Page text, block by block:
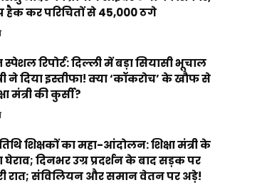
हैक कर परिचितों से ₹45,000 ठगे
रिपोर्ट: दिल्ली में बड़ा सियासी भूचाल
ने दिया इस्तीफा! क्या ‘कॉकरोच’ के खौफ से
मंत्री की कुर्सी?
शिक्षकों का महा-आंदोलन: शिक्षा मंत्री के
दिनभर उग्र प्रदर्शन के बाद सड़क पर
रात; संविलियन और समान वेतन पर अड़े!